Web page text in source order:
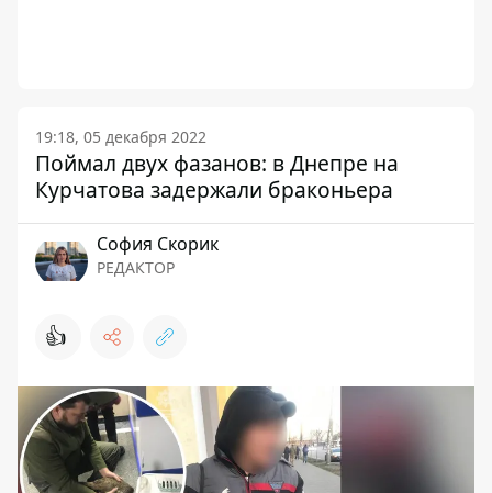
19:18, 05 декабря 2022
Поймал двух фазанов: в Днепре на
Курчатова задержали браконьера
София Скорик
РЕДАКТОР
👍